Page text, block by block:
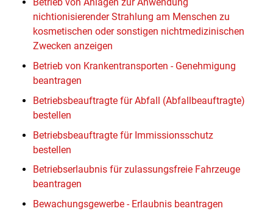
Betrieb von Anlagen zur Anwendung
nichtionisierender Strahlung am Menschen zu
kosmetischen oder sonstigen nichtmedizinischen
Zwecken anzeigen
Betrieb von Krankentransporten - Genehmigung
beantragen
Betriebsbeauftragte für Abfall (Abfallbeauftragte)
bestellen
Betriebsbeauftragte für Immissionsschutz
bestellen
Betriebserlaubnis für zulassungsfreie Fahrzeuge
beantragen
Bewachungsgewerbe - Erlaubnis beantragen